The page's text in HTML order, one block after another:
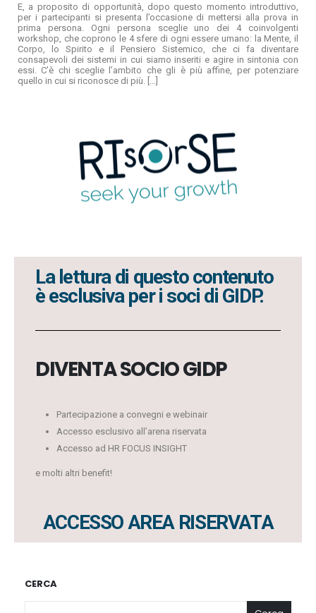
E, a proposito di opportunità, dopo questo momento introduttivo,
per i partecipanti si presenta l’occasione di mettersi alla prova in
prima persona.
Ogni persona sceglie uno dei 4 coinvolgenti
workshop, che coprono le 4 sfere di ogni essere umano: la Mente, il
Corpo, lo Spirito e il Pensiero Sistemico, che ci fa diventare
consapevoli dei sistemi in cui siamo inseriti e agire in sintonia con
essi. C’è chi sceglie l’ambito che gli è più affine, per potenziare
quello in cui si riconosce di più.
La lettura di questo contenuto
è esclusiva per i soci di GIDP.
DIVENTA SOCIO GIDP
Partecipazione a convegni e webinair
Accesso esclusivo all’arena riservata
Accesso ad HR FOCUS INSIGHT
e molti altri benefit!
ACCESSO AREA RISERVATA
CERCA